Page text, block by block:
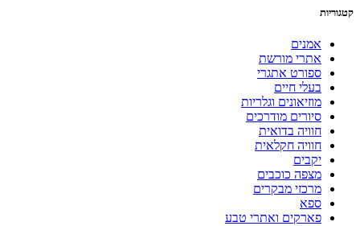
קטגוריות
אמנים
אתרי מורשת
ספורט אתגרי
בעלי חיים
מוזיאונים וגלריות
סיורים מודרכים
חוויה בדואית
חוויה חקלאית
יקבים
מצפה כוכבים
מרכזי מבקרים
ספא
פארקים ואתרי טבע